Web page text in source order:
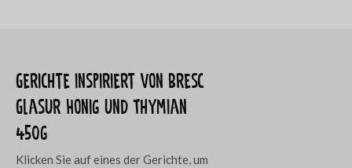
Gerichte inspiriert von Bresc
Glasur Honig und Thymian
450g
Klicken Sie auf eines der Gerichte, um